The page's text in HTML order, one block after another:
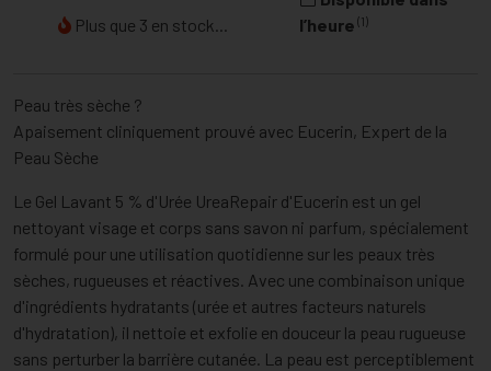
Plus que 3 en stock...
l’heure (1)
Peau très sèche ?
Apaisement cliniquement prouvé avec Eucerin, Expert de la
Peau Sèche
Le Gel Lavant 5 % d'Urée UreaRepair d'Eucerin est un gel
nettoyant visage et corps sans savon ni parfum, spécialement
formulé pour une utilisation quotidienne sur les peaux très
sèches, rugueuses et réactives. Avec une combinaison unique
d'ingrédients hydratants (urée et autres facteurs naturels
d'hydratation), il nettoie et exfolie en douceur la peau rugueuse
sans perturber la barrière cutanée. La peau est perceptiblement